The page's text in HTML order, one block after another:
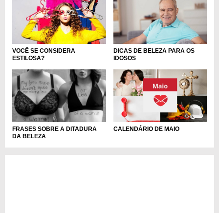
VOCÊ SE CONSIDERA
ESTILOSA?
DICAS DE BELEZA PARA OS
IDOSOS
FRASES SOBRE A DITADURA
DA BELEZA
CALENDÁRIO DE MAIO